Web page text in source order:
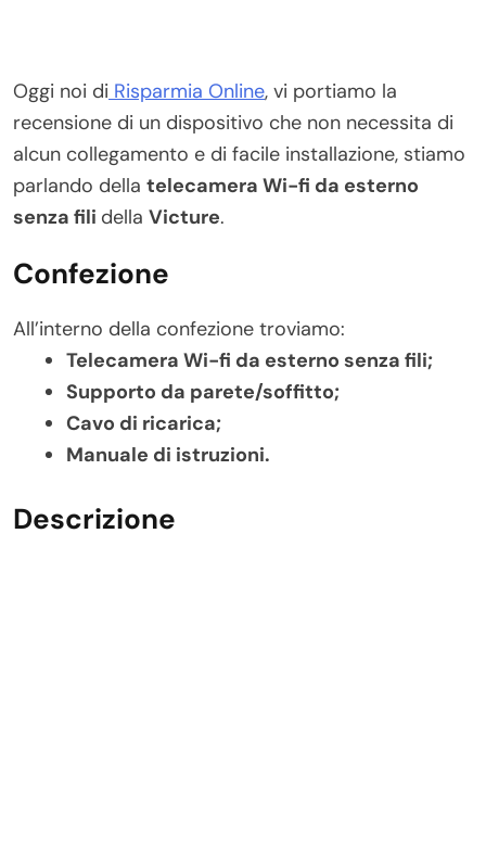
Oggi noi di Risparmia Online, vi portiamo la
recensione di un dispositivo che non necessita di
alcun collegamento e di facile installazione, stiamo
parlando della telecamera Wi-fi da esterno
senza fili della Victure.
Confezione
All’interno della confezione troviamo:
Telecamera Wi-fi da esterno senza fili;
Supporto da parete/soffitto;
Cavo di ricarica;
Manuale di istruzioni.
Descrizione